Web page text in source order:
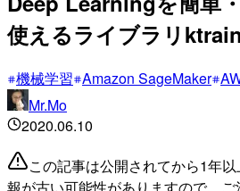
使えるライブラリ
機械学習 Amazon SageMaker
Mr.Mo
2020.06.10
この記事は公開されてから1年
報が古い可能性がありますので、ご